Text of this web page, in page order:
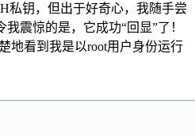
私钥，但出于好奇心，我随手尝
我震惊的是，它成功“回显”了！
地看到我是以root用户身份运行